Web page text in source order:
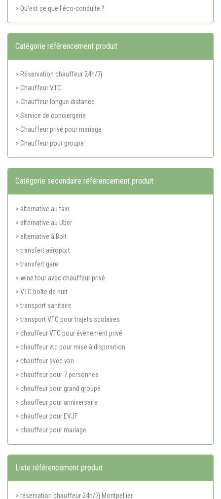
> Qu'est ce que l'éco-conduite ?
Catégorie référencement produit
> Réservation chauffeur 24h/7j
> Chauffeur VTC
> Chauffeur longue distance
> Service de conciergerie
> Chauffeur privé pour mariage
> Chauffeur pour groupe
Catégorie secondaire référencement produit
> alternative au taxi
> alternative au Uber
> alternative à Bolt
> transfert aéroport
> transfert gare
> wine tour avec chauffeur privé
> VTC boîte de nuit
> transport sanitaire
> transport VTC pour trajets scolaires
> chauffeur VTC pour évènement privé
> chauffeur vtc pour mise à disposition
> chauffeur avec van
> chauffeur pour 7 personnes
> chauffeur pour grand groupe
> chauffeur pour anniversaire
> chauffeur pour EVJF
> chauffeur pour mariage
Liste référencement produit
> réservation chauffeur 24h/7j Montpellier